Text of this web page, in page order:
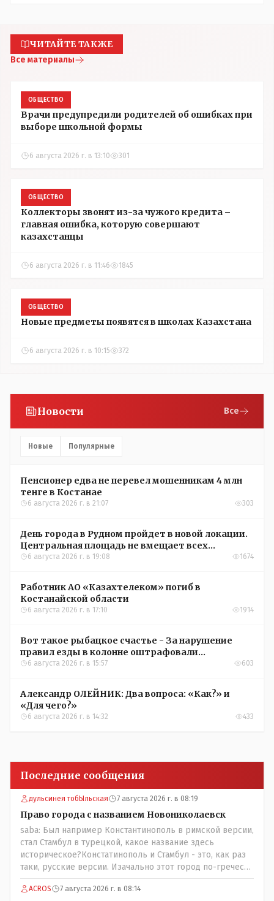
ЧИТАЙТЕ ТАКЖЕ
Все материалы
ОБЩЕСТВО
Врачи предупредили родителей об ошибках при
выборе школьной формы
6 августа 2026 г. в 13:10 301
ОБЩЕСТВО
Коллекторы звонят из-за чужого кредита –
главная ошибка, которую совершают
казахстанцы
6 августа 2026 г. в 11:46 1845
ОБЩЕСТВО
Новые предметы появятся в школах Казахстана
6 августа 2026 г. в 10:15 372
Новости Все
Новые Популярные
Пенсионер едва не перевел мошенникам 4 млн
тенге в Костанае
6 августа 2026 г. в 21:07 303
День города в Рудном пройдет в новой локации.
Центральная площадь не вмещает всех
желающих
6 августа 2026 г. в 19:08 1674
Работник АО «Казахтелеком» погиб в
Костанайской области
6 августа 2026 г. в 17:10 1914
Вот такое рыбацкое счастье - За нарушение
правил езды в колонне оштрафовали
участников соревнований в Аркалыке
6 августа 2026 г. в 15:57 603
Александр ОЛЕЙНИК: Два вопроса: «Как?» и
«Для чего?»
6 августа 2026 г. в 14:32 433
Последние сообщения
дульсинея тобЫльская 7 августа 2026 г. в 08:19
Право города с названием Новониколаевск
saba: Был например Константинополь в римской версии,
стал Стамбул в турецкой, какое название здесь
историческое?Констатинополь и Стамбул - это, как раз
таки, русские версии. Изачально этот город по-гречески
назывался Бизантиов, а на латыни - Бизантинум. Потом
он стал Константинополисом. Турки до 1930 года
ACROS 7 августа 2026 г. в 08:14